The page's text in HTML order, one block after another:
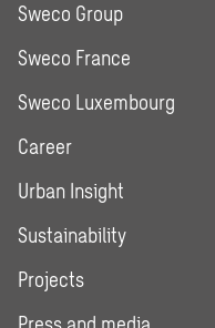
Sweco Group
Sweco France
Sweco Luxembourg
Career
Urban Insight
Sustainability
Projects